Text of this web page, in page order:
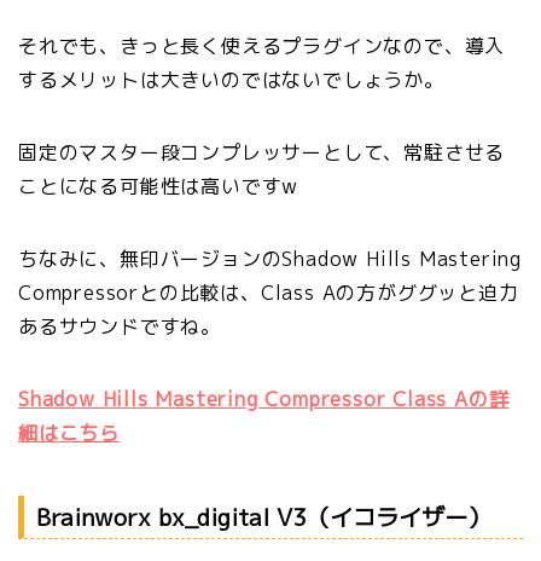
それでも、きっと長く使えるプラグインなので、導入
するメリットは大きいのではないでしょうか。
固定のマスター段コンプレッサーとして、常駐させる
ことになる可能性は高いですw
ちなみに、無印バージョンのShadow Hills Mastering
Compressorとの比較は、Class Aの方がググッと迫力
あるサウンドですね。
Shadow Hills Mastering Compressor Class Aの詳
細はこちら
Brainworx bx_digital V3（イコライザー）